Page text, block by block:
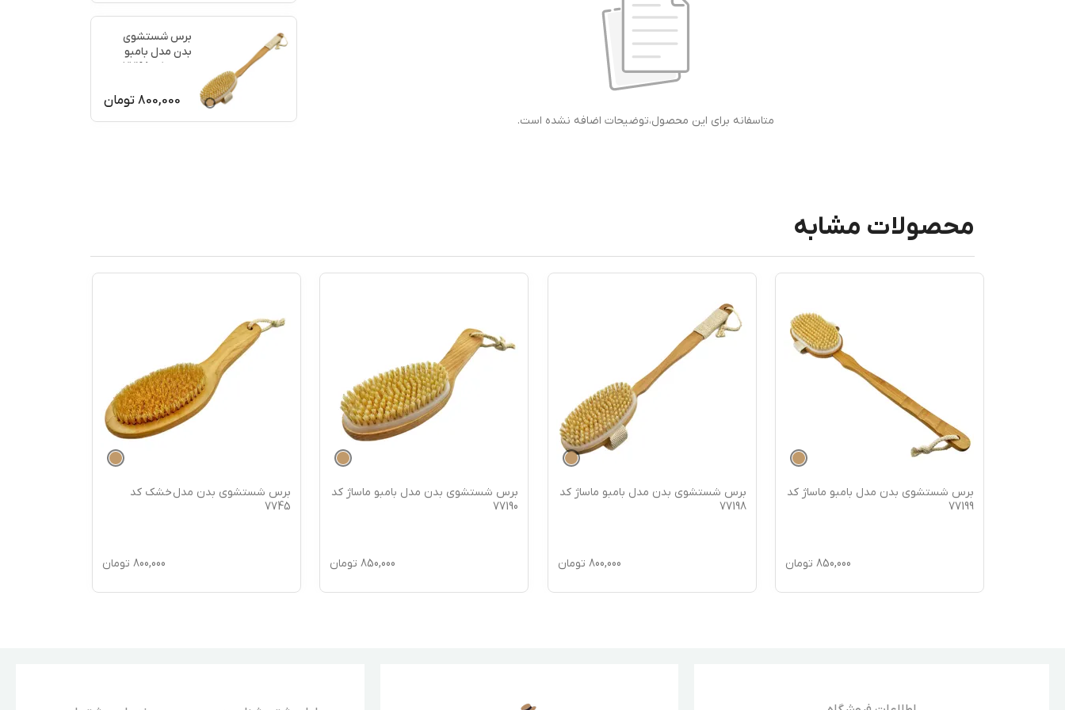
متاسفانه برای این محصول،توضیحات اضافه نشده است.
برس شستشوی
بدن مدل بامبو
ماساژ کد 77198
800,000 تومان
محصولات مشابه
برس شستشوی بدن مدل بامبو ماساژ کد
77199
850,000 تومان
برس شستشوی بدن مدل بامبو ماساژ کد
77198
800,000 تومان
برس شستشوی بدن مدل بامبو ماساژ کد
77190
850,000 تومان
برس شستشوی بدن مدل خشک کد
7745
800,000 تومان